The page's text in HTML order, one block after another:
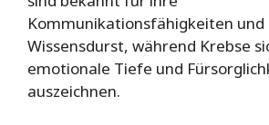
Kommunikationsfähigkeiten und
Wissensdurst, während Krebse
emotionale Tiefe und
auszeichnen.